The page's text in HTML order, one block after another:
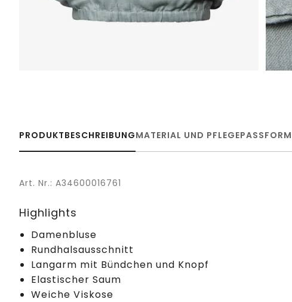
PRODUKTBESCHREIBUNGMATERIAL UND PFLEGEPASSFORM
Art. Nr.: A34600016761
Highlights
Damenbluse
Rundhalsausschnitt
Langarm mit Bündchen und Knopf
Elastischer Saum
Weiche Viskose